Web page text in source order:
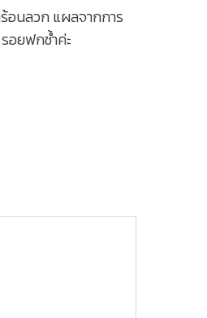
อนลวก แผลจากการ
อยฟกช้ำค่ะ